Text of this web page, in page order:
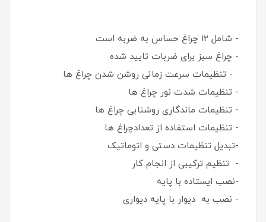
- شامل 12 چراغ حساس به ضربه است
- چراغ سبز برای ضربات تایید شده
- تنظیمات سرعت زمانی روشن شدن چراغ ها
- تنظیمات شدت نور چراغ ها
- تنظیمات ماندگاری روشنایی چراغ ها
- تنظیمات استفاده از تعدادچراغ ها
-تبدیل تنظیمات دستی و اتوماتیک
- تنظیم ترکیبی از انجام کار
-نصب ایستاده با پایه
- نصب به دیوار با پایه دیواری